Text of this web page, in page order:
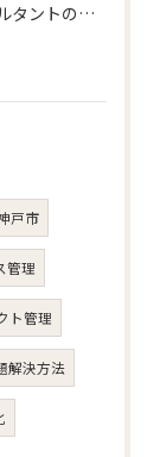
ITコンサルタントの経験を活かした転職成功とキャリアアップの実践ガイド
戸市
管理
ト管理
解決方法